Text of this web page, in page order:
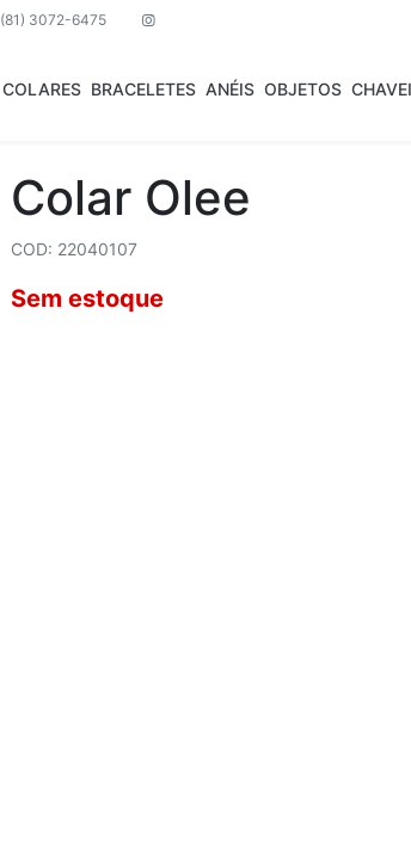
(81) 3072-6475
COLARES BRACELETES ANÉIS OBJETOS
Colar Olee
COD: 22040107
Sem estoque